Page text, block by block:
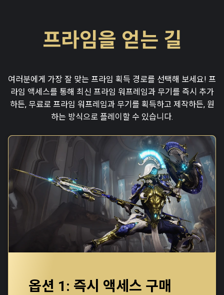
프라임을 얻는 길
여러분에게 가장 잘 맞는 프라임 획득 경로를 선택해 보세요! 프
라임 액세스를 통해 최신 프라임 워프레임과 무기를 즉시 추가
하든, 무료로 프라임 워프레임과 무기를 획득하고 제작하든, 원
하는 방식으로 플레이할 수 있습니다.
옵션 1: 즉시 액세스 구매